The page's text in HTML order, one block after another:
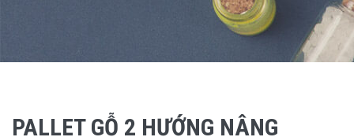
PALLET GỖ 2 HƯỚNG NÂNG